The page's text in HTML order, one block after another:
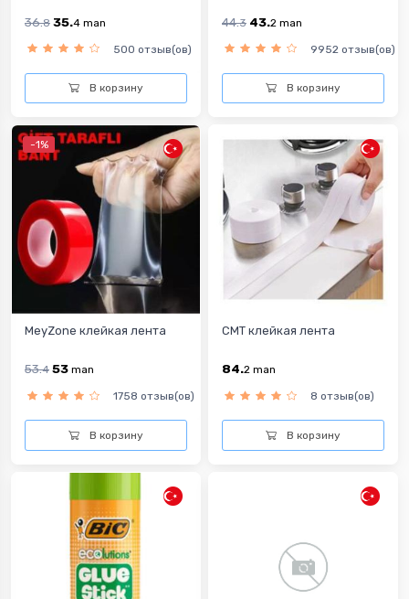
36.8 35.4 man
500 отзыв(ов)
В корзину
44.3 43.2 man
9952 отзыв(ов)
В корзину
-1%
MeyZone клейкая лента
53.4 53 man
1758 отзыв(ов)
В корзину
CMT клейкая лента
84.2 man
8 отзыв(ов)
В корзину